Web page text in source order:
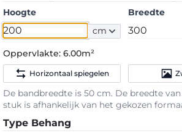
Hoogte
cm
Breedte
Oppervlakte:6.00m²
Horizontaal spiegelen
De bandbreedte is 50 cm. De breedte
stuk is afhankelijk van het gekozen
Type Behang